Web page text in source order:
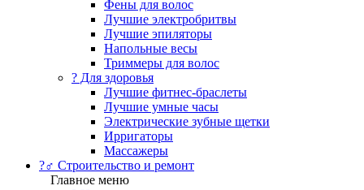
Фены для волос
Лучшие электробритвы
Лучшие эпиляторы
Напольные весы
Триммеры для волос
? Для здоровья
Лучшие фитнес-браслеты
Лучшие умные часы
Электрические зубные щетки
Ирригаторы
Массажеры
?‍♂️ Строительство и ремонт
Главное меню